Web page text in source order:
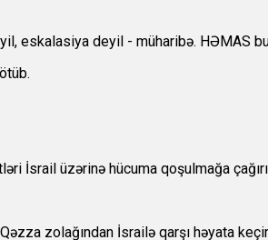
eskalasiya deyil - müharibə. HƏMAS
İsrail üzərinə hücuma qoşulmağa
zolağından İsrailə qarşı həyata